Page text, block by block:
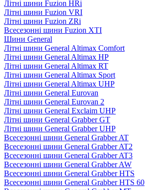
Літні шини Fuzion HRi
Літні шини Fuzion VRI
Літні шини Fuzion ZRi
Всесезонні шини Fuzion XTI
Шини General
Літні шини General Altimax Comfort
Літні шини General Altimax HP
Літні шини General Altimax RT
Літні шини General Altimax Sport
Літні шини General Altimax UHP
Літні шини General Eurovan
Літні шини General Eurovan 2
Літні шини General Exclaim UHP
Літні шини General Grabber GT
Літні шини General Grabber UHP
Всесезонні шини General Grabber AT
Всесезонні шини General Grabber AT2
Всесезонні шини General Grabber AT3
Всесезонні шини General Grabber AW
Всесезонні шини General Grabber HTS
Всесезонні шини General Grabber HTS 60